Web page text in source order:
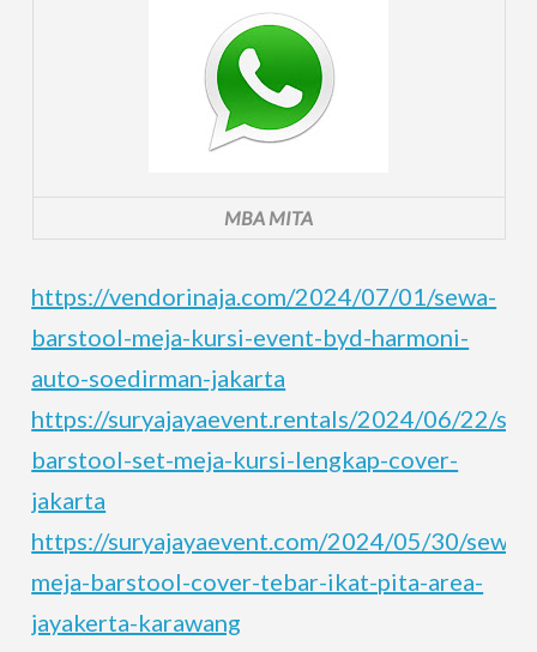
MBA MITA
https://vendorinaja.com/2024/07/01/sewa-
barstool-meja-kursi-event-byd-harmoni-
auto-soedirman-jakarta
https://suryajayaevent.rentals/2024/06/22/
barstool-set-meja-kursi-lengkap-cover-
jakarta
https://suryajayaevent.com/2024/05/30/sewa-
meja-barstool-cover-tebar-ikat-pita-area-
jayakerta-karawang